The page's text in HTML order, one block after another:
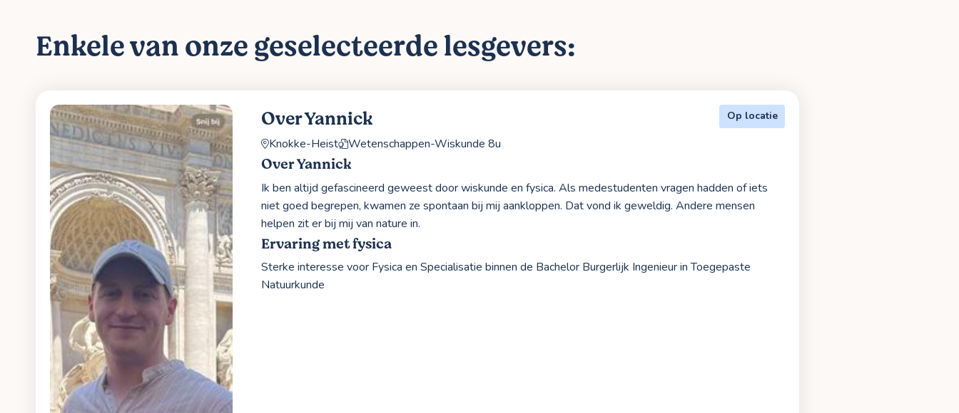
Enkele van onze geselecteerde lesgevers:
Over Yannick Op locatie
Knokke-Heist Wetenschappen-Wiskunde 8u
Over Yannick
Ik ben altijd gefascineerd geweest door wiskunde en fysica. Als medestudenten vragen hadden of iets
niet goed begrepen, kwamen ze spontaan bij mij aankloppen. Dat vond ik geweldig. Andere mensen
helpen zit er bij mij van nature in.
Ervaring met fysica
Sterke interesse voor Fysica en Specialisatie binnen de Bachelor Burgerlijk Ingenieur in Toegepaste
Natuurkunde